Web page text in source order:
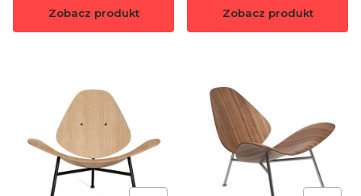
Zobacz produkt Zobacz produkt